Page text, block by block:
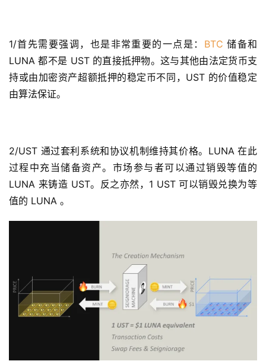
1/首先需要强调，也是非常重要的一点是： BTC 储备和
LUNA 都不是 UST 的直接抵押物。这与其他由法定货币支
持或由加密资产超额抵押的稳定币不同，UST 的价值稳定
由算法保证。
2/UST 通过套利系统和协议机制维持其价格。LUNA 在此
过程中充当储备资产。市场参与者可以通过销毁等值的
LUNA 来铸造 UST。反之亦然，1 UST 可以销毁兑换为等
值的 LUNA 。